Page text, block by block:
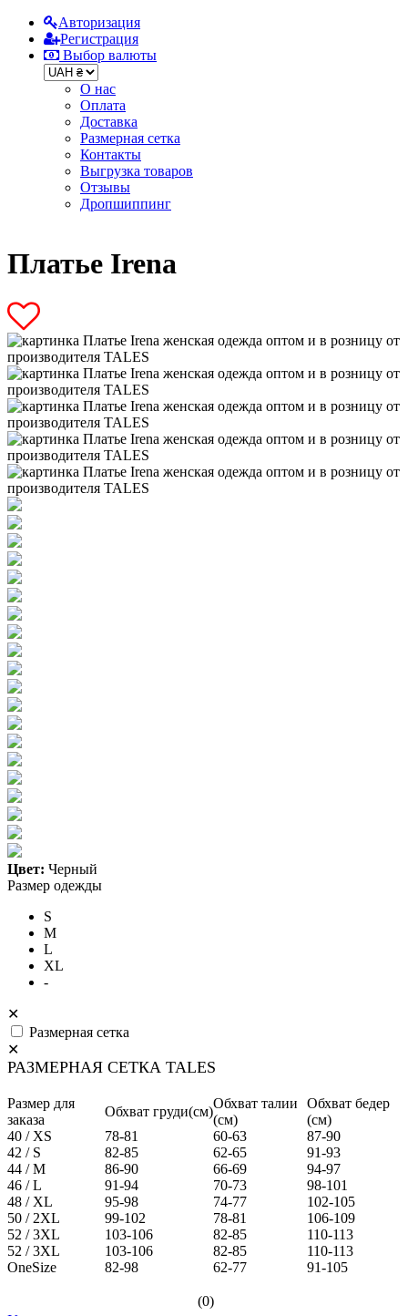
Авторизация
Регистрация
Выбор валюты
О нас
Оплата
Доставка
Размерная сетка
Контакты
Выгрузка товаров
Отзывы
Дропшиппинг
Платье Irena
Цвет: Черный
Размер одежды
S
M
L
XL
-
✕
Размерная сетка
✕
РАЗМЕРНАЯ СЕТКА TALES
Размер для
заказа
Обхват груди(см)
Обхват талии
(см)
Обхват бедер
(см)
40 / XS
78-81 60-63
87-90
42 / S
82-85 62-65
91-93
44 / M
86-90 66-69
94-97
46 / L
91-94 70-73
98-101
48 / XL
95-98 74-77
102-105
50 / 2XL
99-102 78-81
106-109
52 / 3XL
103-106 82-85
110-113
52 / 3XL
103-106 82-85
110-113
OneSize
82-98 62-77 91-105
(0)